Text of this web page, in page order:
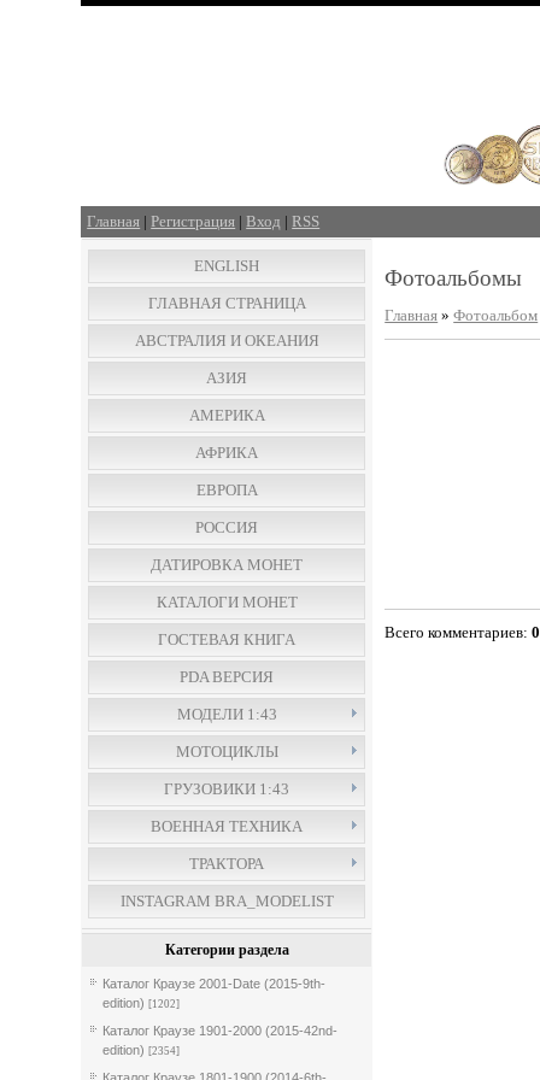
Главная | Регистрация |Вход | RSS
ENGLISH
ГЛАВНАЯ СТРАНИЦА
АВСТРАЛИЯ И ОКЕАНИЯ
АЗИЯ
АМЕРИКА
АФРИКА
ЕВРОПА
РОССИЯ
ДАТИРОВКА МОНЕТ
КАТАЛОГИ МОНЕТ
ГОСТЕВАЯ КНИГА
PDA ВЕРСИЯ
МОДЕЛИ 1:43
МОТОЦИКЛЫ
ГРУЗОВИКИ 1:43
ВОЕННАЯ ТЕХНИКА
ТРАКТОРА
INSTAGRAM BRA_MODELIST
Категории раздела
Каталог Краузе 2001-Date (2015-9th-
edition) [1202]
Каталог Краузе 1901-2000 (2015-42nd-
edition) [2354]
Фотоальбомы
Главная »Фотоальбом
Всего комментариев:0